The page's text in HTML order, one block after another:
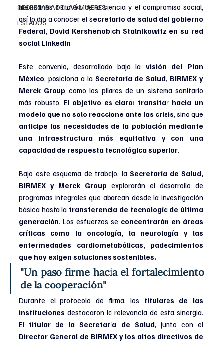
SECRETARIA DE LAS MUJERES
ESTADOS
mexicanos a través de la ciencia y el compromiso social,
así lo dio a conocer el secretario de salud del gobierno
Federal, David Kershenobich Stalnikowitz en su red
social LinkedIn
Este convenio, desarrollado bajo la visión del Plan
México, posiciona a la Secretaría de Salud, BIRMEX y
Merck Group como los pilares de un sistema sanitario
más robusto. El objetivo es claro: transitar hacia un
modelo que no solo reaccione ante las crisis
anticipe las necesidades de la población mediante
una infraestructura más equitativa y con una
capacidad de respuesta tecnológica superior.
Bajo este esquema de trabajo, la Secretaría de Salud,
BIRMEX y Merck Group explorarán el desarrollo de
programas integrales que abarcan desde la investigación
básica hasta la transferencia de tecnología de última
generación. Los esfuerzos se concentrarán en áreas
críticas como la oncología, la neurología y las
enfermedades cardiometabólicas, padecimientos
que hoy exigen soluciones sostenibles.
"Un paso firme hacia el fortalecimiento
de la cooperación"
Durante el protocolo de firma, los titulares de las
instituciones destacaron la relevancia de esta sinergia.
El titular de la Secretaría de Salud
Director General de BIRMEX y los altos directivos de